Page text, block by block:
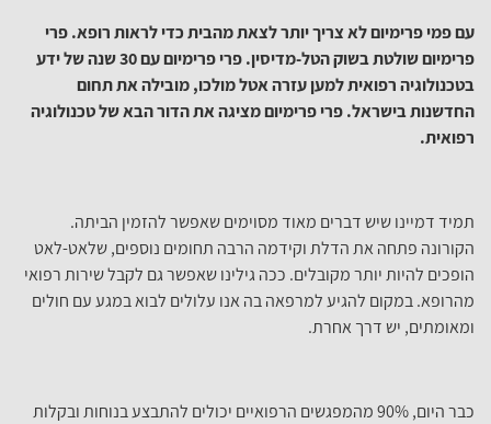
עם פמי פרימיום לא צריך יותר לצאת מהבית כדי לראות רופא. פרי
פרימיום שולטת בשוק הטל-מדיסין. פרי פרימיום עם 30 שנה של ידע
בטכנולוגיה רפואית למען עזרה אטל מולכו, מובילה את תחום
החדשנות בישראל. פרי פרימיום מציגה את הדור הבא של טכנולוגיה
רפואית.
תמיד דמיינו שיש דברים מאוד מסוימים שאפשר להזמין הביתה.
הקורונה פתחה את הדלת וקידמה הרבה תחומים נוספים, שלאט-לאט
הופכים להיות יותר מקובלים. ככה גילינו שאפשר גם לקבל שירות רפואי
מהרופא. במקום להגיע למרפאה בה אנו עלולים לבוא במגע עם חולים
ומאומתים, יש דרך אחרת.
כבר היום, 90% מהמפגשים הרפואיים יכולים להתבצע בנוחות ובקלות